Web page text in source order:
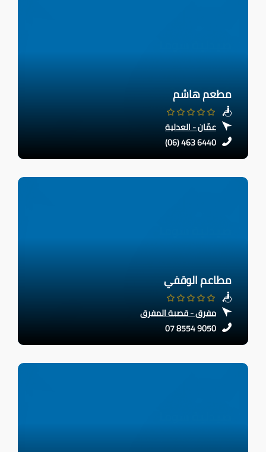
مطعم هاشم
عمّان - العدلية
(06) 463 6440
مطاعم الوقفي
مفرق - قصبة المفرق
07 8554 9050